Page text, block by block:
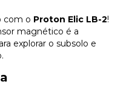
com o Proton Elic LB-2!
magnético é a
explorar o subsolo e